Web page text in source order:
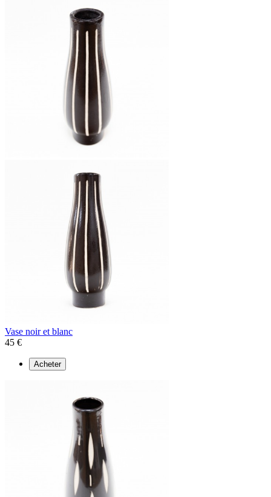
Vase noir et blanc
45 €
Acheter